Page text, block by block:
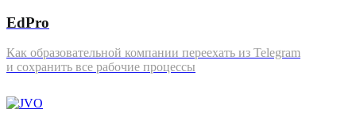
EdPro
Как образовательной компании переехать из Telegram
и сохранить все рабочие процессы